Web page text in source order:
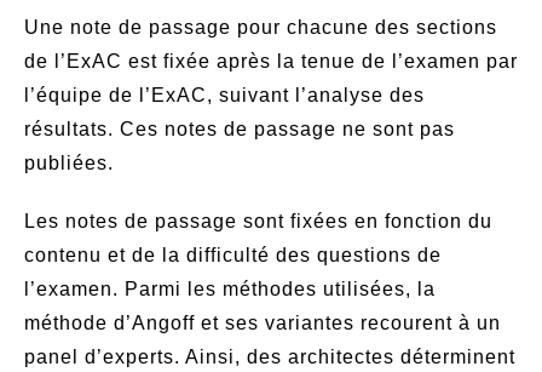
Une note de passage pour chacune des sections
de l’ExAC est fixée après la tenue de l’examen par
l’équipe de l’ExAC, suivant l’analyse des
résultats. Ces notes de passage ne sont pas
publiées.
Les notes de passage sont fixées en fonction du
contenu et de la difficulté des questions de
l’examen. Parmi les méthodes utilisées, la
méthode d’Angoff et ses variantes recourent à un
panel d’experts. Ainsi, des architectes déterminent